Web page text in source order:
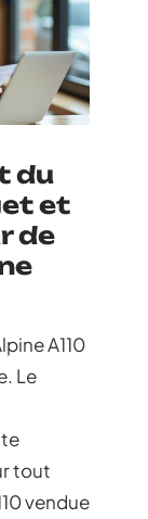
du
et
de
A110
Le
tout
vendue